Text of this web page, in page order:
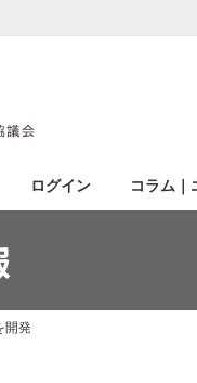
ログイン コラム｜
開発